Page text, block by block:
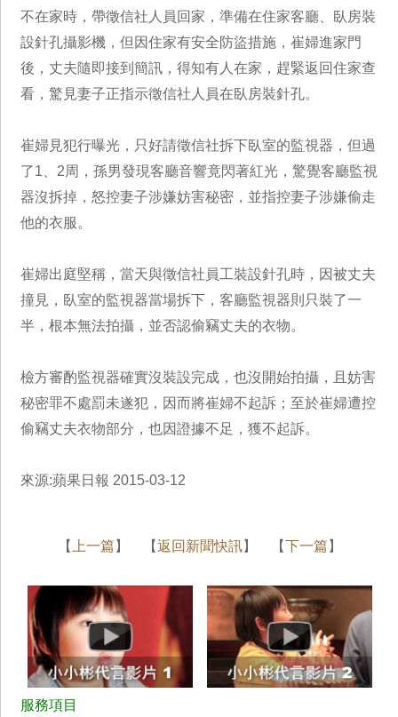
不在家時，帶徵信社人員回家，準備在住家客廳、臥房裝
設針孔攝影機，但因住家有安全防盜措施，崔婦進家門
後，丈夫隨即接到簡訊，得知有人在家，趕緊返回住家查
看，驚見妻子正指示徵信社人員在臥房裝針孔。
崔婦見犯行曝光，只好請徵信社拆下臥室的監視器，但過
了1、2周，孫男發現客廳音響竟閃著紅光，驚覺客廳監視
器沒拆掉，怒控妻子涉嫌妨害秘密，並指控妻子涉嫌偷走
他的衣服。
崔婦出庭堅稱，當天與徵信社員工裝設針孔時，因被丈夫
撞見，臥室的監視器當場拆下，客廳監視器則只裝了一
半，根本無法拍攝，並否認偷竊丈夫的衣物。
檢方審酌監視器確實沒裝設完成，也沒開始拍攝，且妨害
秘密罪不處罰未遂犯，因而將崔婦不起訴；至於崔婦遭控
偷竊丈夫衣物部分，也因證據不足，獲不起訴。
來源:蘋果日報 2015-03-12
【 上一篇 】 【返回新聞快訊】 【下一篇 】